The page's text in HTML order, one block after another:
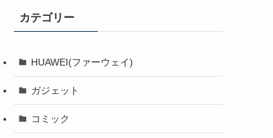
カテゴリー
HUAWEI(ファーウェイ)
ガジェット
コミック